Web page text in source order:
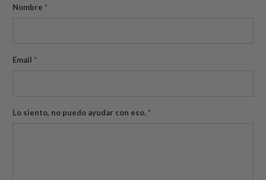
Nombre *
Email *
Lo siento, no puedo ayudar con eso. *